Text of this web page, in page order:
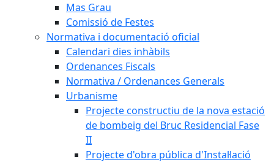
Mas Grau
Comissió de Festes
Normativa i documentació oficial
Calendari dies inhàbils
Ordenances Fiscals
Normativa / Ordenances Generals
Urbanisme
Projecte constructiu de la nova estació
de bombeig del Bruc Residencial Fase
II
Projecte d'obra pública d'Instal·lació